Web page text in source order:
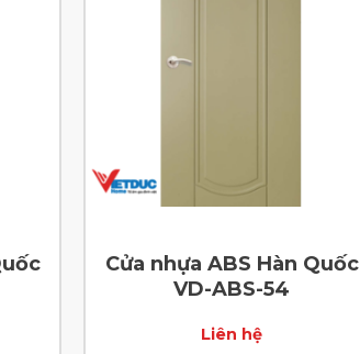
Cửa nhựa ABS Hàn Quốc
VD-ABS-54
Liên hệ